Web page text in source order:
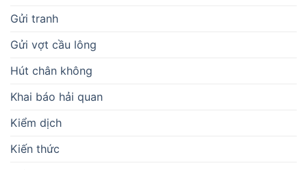
Gửi tranh
Gửi vợt cầu lông
Hút chân không
Khai báo hải quan
Kiểm dịch
Kiến thức